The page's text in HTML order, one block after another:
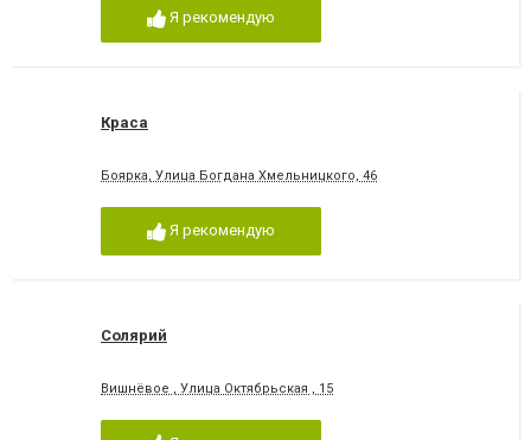
Я рекомендую
Краса
Боярка, Улица Богдана Хмельницкого, 46
Я рекомендую
Солярий
Вишнёвое , Улица Октябрьская , 15